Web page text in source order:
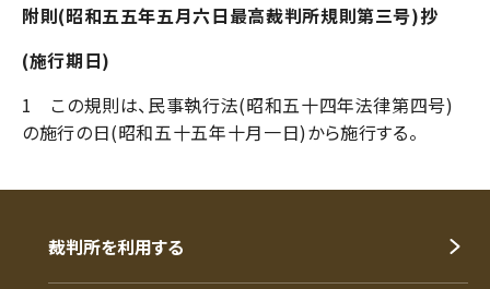
附則(昭和五五年五月六日最高裁判所規則第三号)抄
(施行期日)
1 この規則は、民事執行法(昭和五十四年法律第四号)
の施行の日(昭和五十五年十月一日)から施行する。
裁判所を利用する